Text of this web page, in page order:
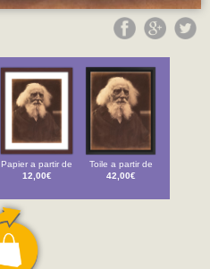
Papier a partir de
12,00€
Toile a partir de
42,00€